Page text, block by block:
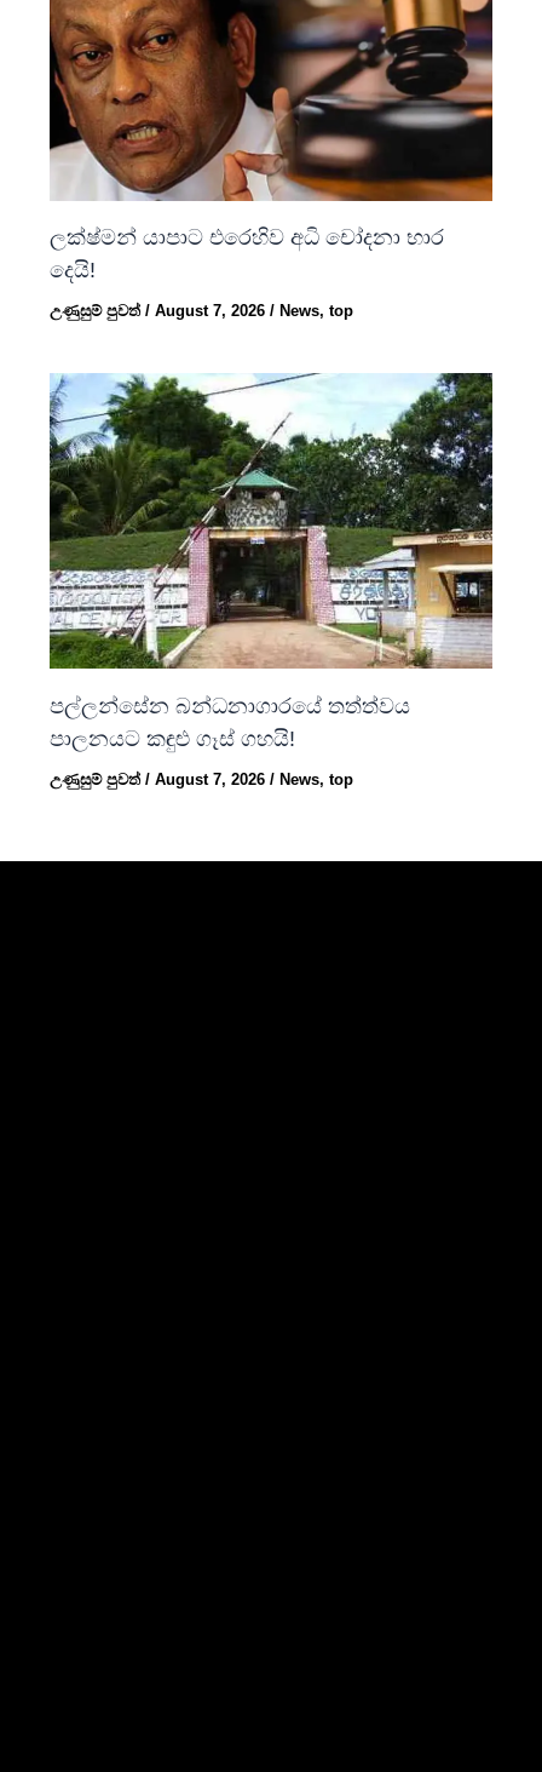
ලක්ෂ්මන් යාපාට එරෙහිව අධි චෝදනා භාර
දෙයි!
උණුසුම් පුවත්/August 7, 2026/ News,top
පල්ලන්සේන බන්ධනාගාරයේ තත්ත්වය
පාලනයට කඳුළු ගෑස් ගහයි!
උණුසුම් පුවත්/August 7, 2026/News,top